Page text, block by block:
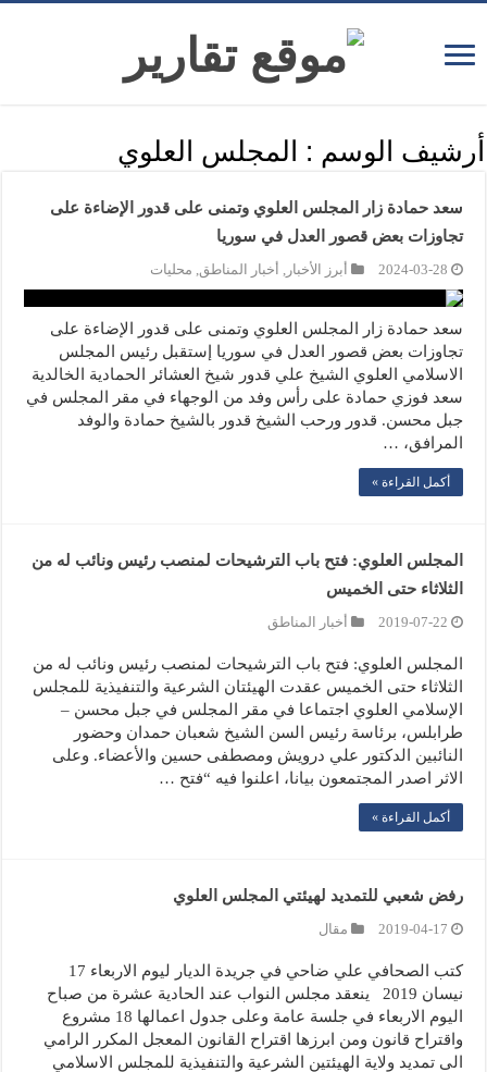
أرشيف الوسم : المجلس العلوي
سعد حمادة زار المجلس العلوي وتمنى على قدور الإضاءة على
تجاوزات بعض قصور العدل في سوريا
2024-03-28 أبرز الأخبار أخبار المناطق محليات
سعد حمادة زار المجلس العلوي وتمنى على قدور الإضاءة على
تجاوزات بعض قصور العدل في سوريا إستقبل رئيس المجلس
الاسلامي العلوي الشيخ علي قدور شيخ العشائر الحمادية الخالدية
سعد فوزي حمادة على رأس وفد من الوجهاء في مقر المجلس في
جبل محسن. قدور ورحب الشيخ قدور بالشيخ حمادة والوفد
المرافق، …
أكمل القراءة »
المجلس العلوي: فتح باب الترشيحات لمنصب رئيس ونائب له من
الثلاثاء حتى الخميس
2019-07-22 أخبار المناطق
المجلس العلوي: فتح باب الترشيحات لمنصب رئيس ونائب له من
الثلاثاء حتى الخميس عقدت الهيئتان الشرعية والتنفيذية للمجلس
الإسلامي العلوي اجتماعا في مقر المجلس في جبل محسن –
طرابلس، برئاسة رئيس السن الشيخ شعبان حمدان وحضور
النائبين الدكتور علي درويش ومصطفى حسين والأعضاء. وعلى
الاثر اصدر المجتمعون بيانا، اعلنوا فيه “فتح …
أكمل القراءة »
رفض شعبي للتمديد لهيئتي المجلس العلوي
2019-04-17 مقال
كتب الصحافي علي ضاحي في جريدة الديار ليوم الاربعاء 17
نيسان 2019 ينعقد مجلس النواب عند الحادية عشرة من صباح
اليوم الاربعاء في جلسة عامة وعلى جدول اعمالها 18 مشروع
واقتراح قانون ومن ابرزها اقتراح القانون المعجل المكرر الرامي
الى تمديد ولاية الهيئتين الشرعية والتنفيذية للمجلس الاسلامي